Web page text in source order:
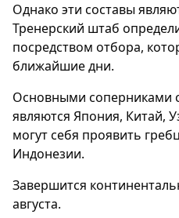
Однако эти составы
Тренерский штаб
посредством отбора,
ближайшие дни.
Основными соперниками
являются Япония, Китай,
могут себя проявить
Индонезии.
Завершится
августа.